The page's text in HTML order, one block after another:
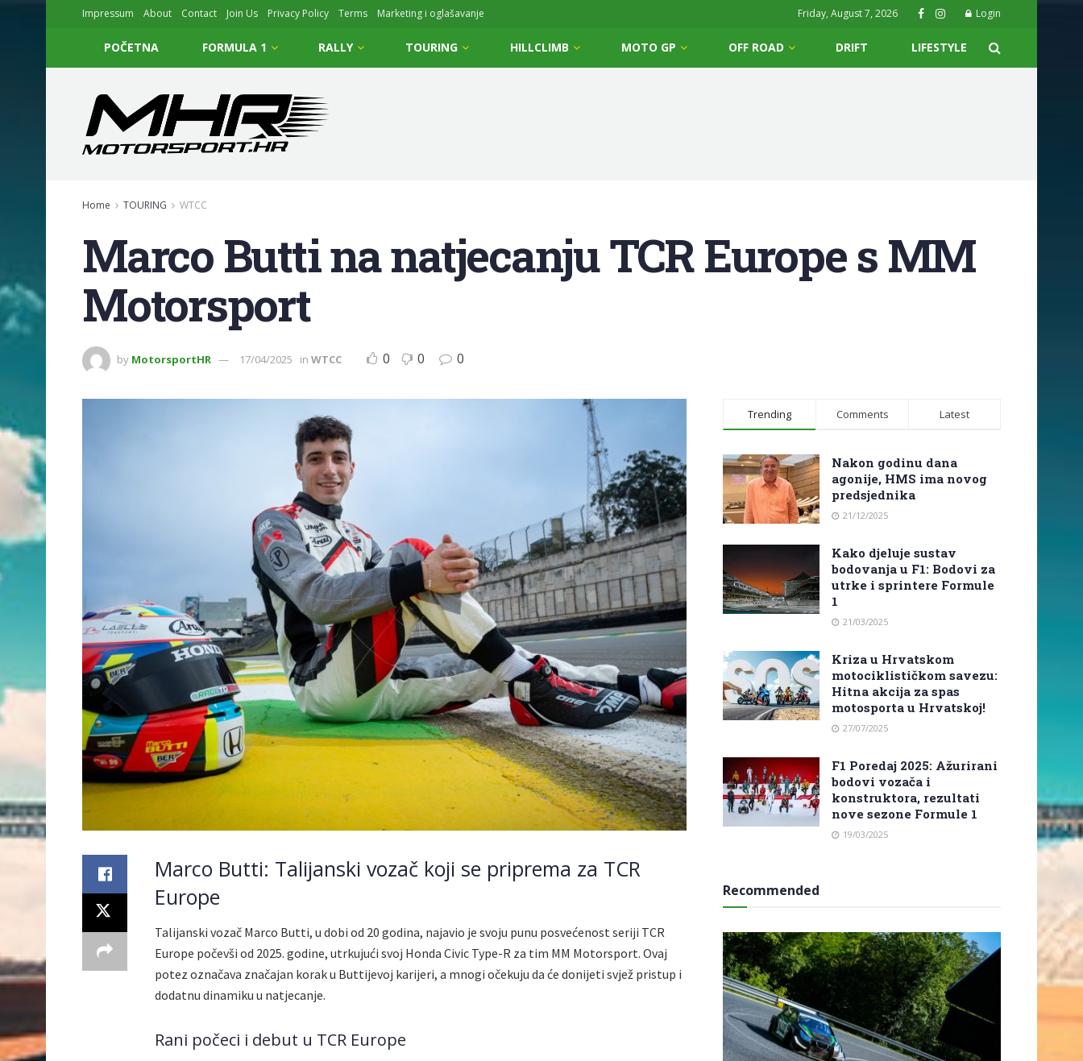
Impressum About Contact Join Us Privacy Policy Terms Marketing i oglašavanje Friday, August 7, 2026 Login
POČETNA FORMULA 1 RALLY TOURING HILLCLIMB MOTO GP OFF ROAD DRIFT LIFESTYLE
Home TOURING WTCC
Marco Butti na natjecanju TCR Europe s MM
Motorsport
by MotorsportHR 17/04/2025 in WTCC 0 0 0
Marco Butti: Talijanski vozač koji se priprema za TCR
Europe
Talijanski vozač Marco Butti, u dobi od 20 godina, najavio je svoju punu posvećenost seriji TCR
Europe počevši od 2025. godine, utrkujući svoj Honda Civic Type-R za tim MM Motorsport. Ovaj
potez označava značajan korak u Buttijevoj karijeri, a mnogi očekuju da će donijeti svjež pristup i
dodatnu dinamiku u natjecanje.
Rani počeci i debut u TCR Europe
Trending Comments Latest
Nakon godinu dana
agonije, HMS ima novog
predsjednika
21/12/2025
Kako djeluje sustav
bodovanja u F1: Bodovi za
utrke i sprintere Formule
1
21/03/2025
Kriza u Hrvatskom
motociklističkom savezu:
Hitna akcija za spas
motosporta u Hrvatskoj!
27/07/2025
F1 Poredaj 2025: Ažurirani
bodovi vozača i
konstruktora, rezultati
nove sezone Formule 1
19/03/2025
Recommended